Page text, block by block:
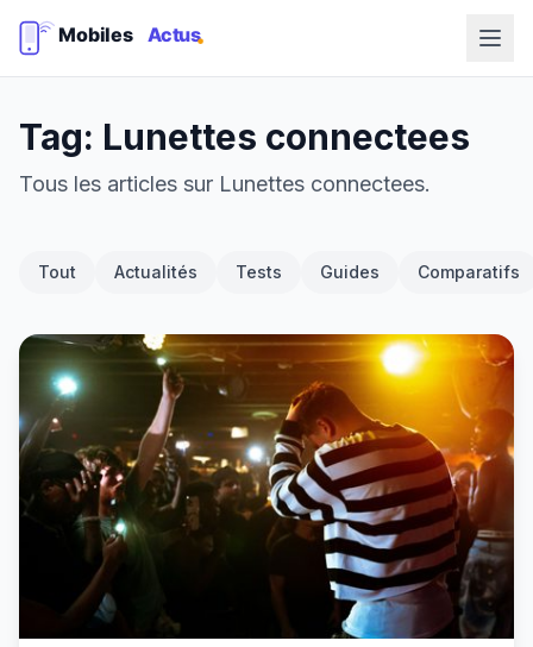
Tag: Lunettes connectees
Tous les articles sur Lunettes connectees.
Tout Actualités Tests Guides Comparatifs